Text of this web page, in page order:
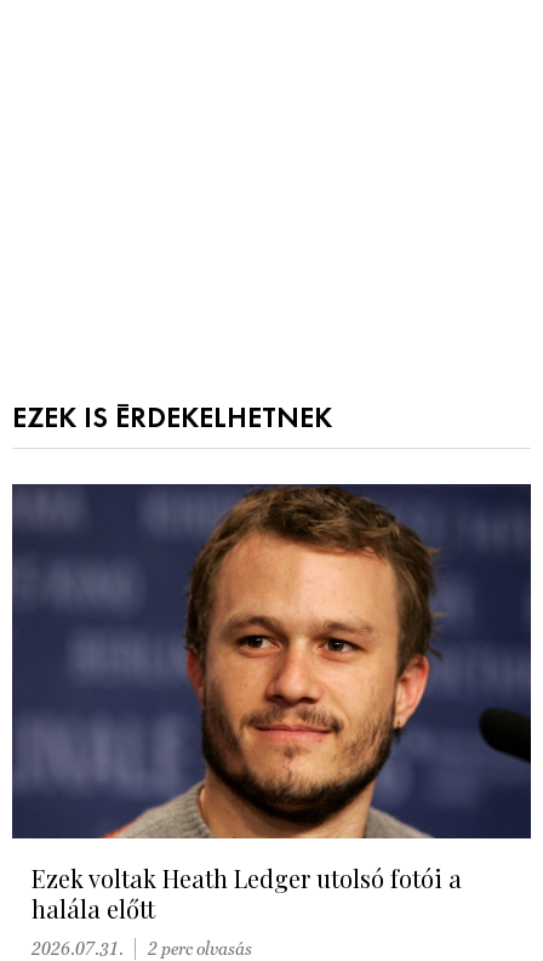
EZEK IS ÉRDEKELHETNEK
Ezek voltak Heath Ledger utolsó fotói a
halála előtt
2026.07.31. 2 perc olvasás